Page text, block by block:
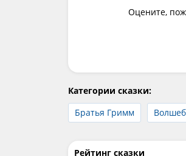
Оцените,
Категории сказки:
Братья Гримм
Рейтинг сказки